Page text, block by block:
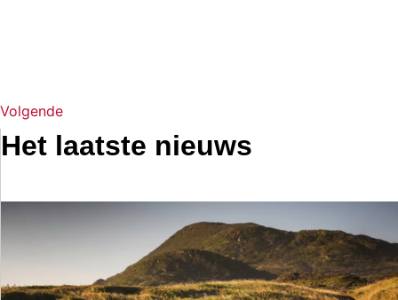
Volgende
Het laatste nieuws